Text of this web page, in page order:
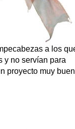
a los
y no servían para
proyecto muy